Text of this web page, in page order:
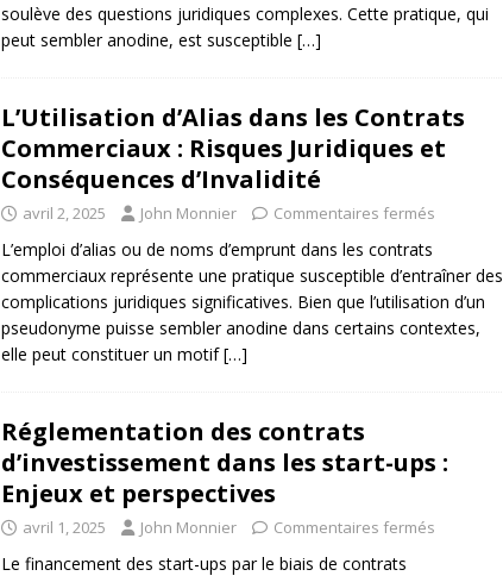
soulève des questions juridiques complexes. Cette pratique, qui
peut sembler anodine, est susceptible […]
L’Utilisation d’Alias dans les Contrats
Commerciaux : Risques Juridiques et
Conséquences d’Invalidité
avril 2, 2025 John Monnier Commentaires fermés
L’emploi d’alias ou de noms d’emprunt dans les contrats
commerciaux représente une pratique susceptible d’entraîner des
complications juridiques significatives. Bien que l’utilisation d’un
pseudonyme puisse sembler anodine dans certains contextes,
elle peut constituer un motif[…]
Réglementation des contrats
d’investissement dans les start-ups :
Enjeux et perspectives
avril 1, 2025 John Monnier Commentaires fermés
Le financement des start-ups par le biais de contrats